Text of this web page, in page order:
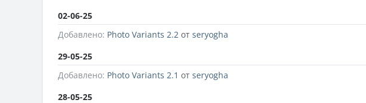
02-06-25
Добавлено: Photo Variants 2.2 от seryogha
29-05-25
Добавлено: Photo Variants 2.1 от seryogha
28-05-25